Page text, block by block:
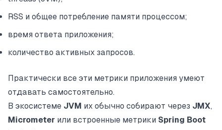
RSS и общее потребление памяти процессом;
время ответа приложения;
количество активных запросов.
Практически все эти метрики приложения умеют
отдавать самостоятельно.
В экосистеме JVM их обычно собирают через JMX,
Micrometer или встроенные метрики Spring Boot